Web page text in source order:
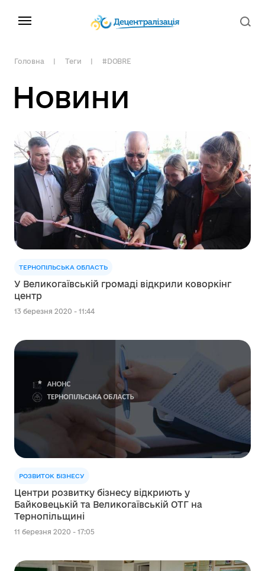
Головна Теги #DOBRE
Новини
ТЕРНОПІЛЬСЬКА ОБЛАСТЬ
У Великогаївській громаді відкрили коворкінг
центр
13 березня 2020 - 11:44
РОЗВИТОК БІЗНЕСУ
Центри розвитку бізнесу відкриють у
Байковецькій та Великогаївській ОТГ на
Тернопільщині
11 березня 2020 - 17:05